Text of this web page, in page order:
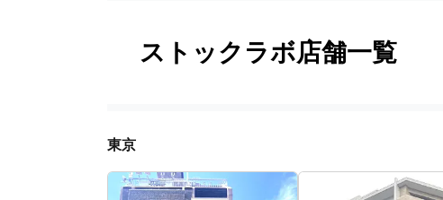
ストックラボ店舗一覧
東京